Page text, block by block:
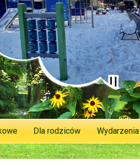
Dla rodziców Wydarzenia